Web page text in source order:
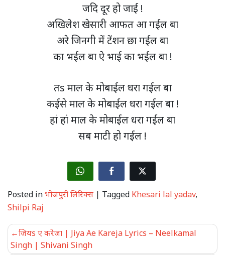
जदि दूर हो जाई !
अखिलेश खेसारी आफत आ गईल बा
अरे जिनगी में टेंशन छा गईल बा
का भईल बा ऐ भाई का भईल बा !
तs माल के मोबाईल धरा गईल बा
कईसे माल के मोबाईल धरा गईल बा !
हां हां माल के मोबाईल धरा गईल बा
सब माटी हो गईल !
Posted inभोजपुरी लिरिक्स | Tagged Khesari lal yadav,
Shilpi Raj
Post
navigation
जियs ए करेजा | Jiya Ae Kareja Lyrics – Neelkamal
Singh | Shivani Singh